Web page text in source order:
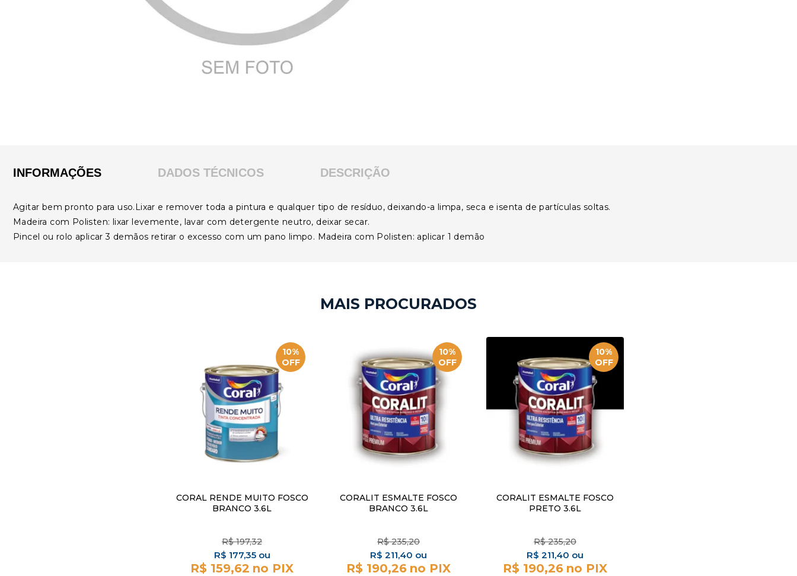
INFORMAÇÕES DADOS TÉCNICOS DESCRIÇÃO
Agitar bem pronto para uso.Lixar e remover toda a pintura e qualquer tipo de resíduo, deixando-a limpa, seca e isenta de partículas soltas.
Madeira com Polisten: lixar levemente, lavar com detergente neutro, deixar secar.
Pincel ou rolo aplicar 3 demãos retirar o excesso com um pano limpo. Madeira com Polisten: aplicar 1 demão
10%
OFF
CORAL RENDE MUITO FOSCO
BRANCO 3.6L
R$ 197,32
R$ 177,35
R$ 159,62
10%
OFF
CORALIT ESMALTE FOSCO
BRANCO 3.6L
R$ 235,20
R$ 211,40
R$ 190,26
10%
OFF
CORALIT ESMALTE FOSCO
PRETO 3.6L
R$ 235,20
R$ 211,40
R$ 190,26